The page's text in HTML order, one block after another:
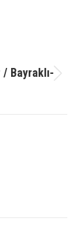
Bayraklı-